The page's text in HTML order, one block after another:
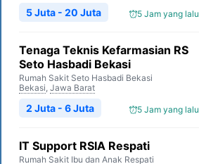
5 Jam yang lalu
5 Juta - 20 Juta
Tenaga Teknis Kefarmasian RS
Seto Hasbadi Bekasi
Rumah Sakit Seto Hasbadi Bekasi
Bekasi, Jawa Barat
5 Jam yang lalu
2 Juta - 6 Juta
IT Support RSIA Respati
Rumah Sakit Ibu dan Anak Respati